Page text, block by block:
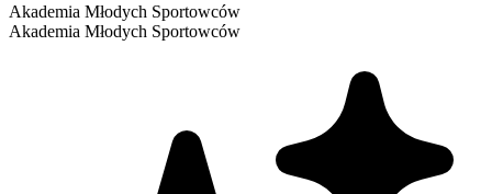
Akademia Młodych Sportowców
Akademia Młodych Sportowców